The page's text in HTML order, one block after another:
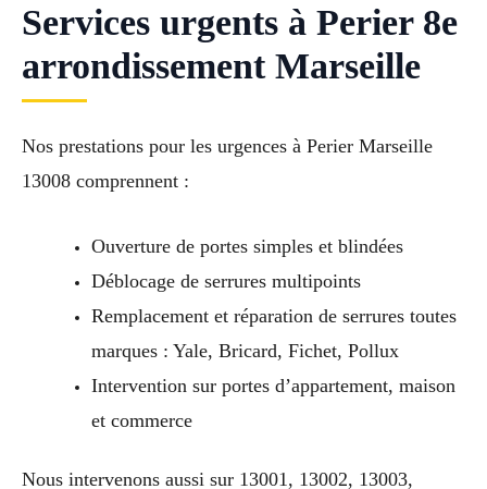
Services urgents à Perier 8e
arrondissement Marseille
Nos prestations pour les urgences à Perier Marseille
13008 comprennent :
Ouverture de portes simples et blindées
Déblocage de serrures multipoints
Remplacement et réparation de serrures toutes
marques : Yale, Bricard, Fichet, Pollux
Intervention sur portes d’appartement, maison
et commerce
Nous intervenons aussi sur 13001, 13002, 13003,